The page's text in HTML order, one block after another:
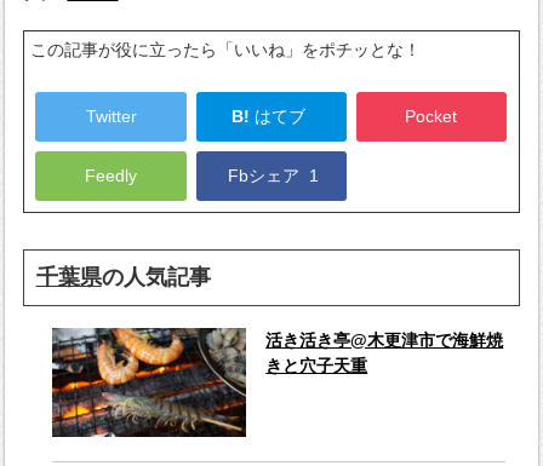
この記事が役に立ったら「いいね」をポチッとな！
Twitter B! はてブ Pocket
Feedly Fbシェア 1
千葉県の人気記事
活き活き亭@木更津市で海鮮焼
きと穴子天重